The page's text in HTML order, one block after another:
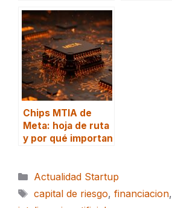
Chips MTIA de
Meta: hoja de ruta
y por qué importan
Categorías
Actualidad Startup
Etiquetas
capital de riesgo, financiacion,